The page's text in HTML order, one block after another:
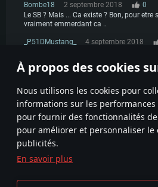
À propos des cookies
Nous utilisons les cookies pour
informations sur les
pour fournir des fonctionnalités
pour améliorer et personnaliser le
publicités.
En savoir plus
Bombe18
2 septembre 2018
0
Le SB ? Mais ... Ca existe ? Bon, pour etre
vraiment emmerdant ca ..
_P51DMustang_ 4 septembre 2018
tout le coter arcade du jeux :)
Termes et conditions